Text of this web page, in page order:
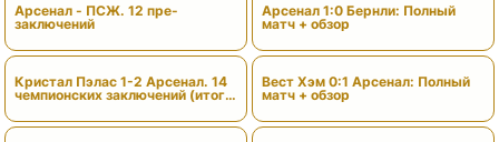
Арсенал - ПСЖ. 12 пре-
заключений
Кристал Пэлас 1-2 Арсенал. 14
чемпионских заключений (итоги
Арсенал 1:0 Бернли: Полный
матч + обзор
Вест Хэм 0:1 Арсенал: Полный
матч + обзор